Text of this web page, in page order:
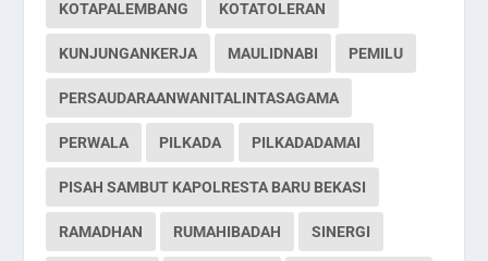
KOTAPALEMBANG KOTATOLERAN
KUNJUNGANKERJA MAULIDNABI PEMILU
PERSAUDARAANWANITALINTASAGAMA
PERWALA PILKADA PILKADADAMAI
PISAH SAMBUT KAPOLRESTA BARU BEKASI
RAMADHAN RUMAHIBADAH SINERGI